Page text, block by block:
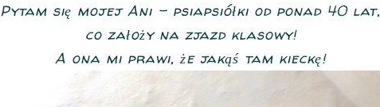
Pytam się mojej Ani - psiapsiółki od ponad 40 lat,
co założy na zjazd klasowy!
A ona mi prawi, że jakąś tam kieckę!